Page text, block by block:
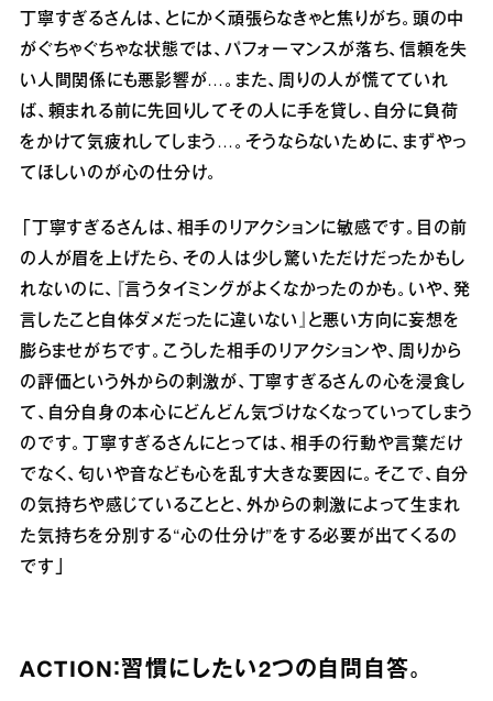
丁寧すぎるさんは、とにかく頑張らなきゃと焦りがち。頭の中
がぐちゃぐちゃな状態では、パフォーマンスが落ち、信頼を失
い人間関係にも悪影響が…。また、周りの人が慌てていれ
ば、頼まれる前に先回りしてその人に手を貸し、自分に負荷
をかけて気疲れしてしまう…。そうならないために、まずやっ
てほしいのが心の仕分け。
「丁寧すぎるさんは、相手のリアクションに敏感です。目の前
の人が眉を上げたら、その人は少し驚いただけだったかもし
れないのに、『言うタイミングがよくなかったのかも。いや、発
言したこと自体ダメだったに違いない』と悪い方向に妄想を
膨らませがちです。こうした相手のリアクションや、周りから
の評価という外からの刺激が、丁寧すぎるさんの心を浸食し
て、自分自身の本心にどんどん気づけなくなっていってしまう
のです。丁寧すぎるさんにとっては、相手の行動や言葉だけ
でなく、匂いや音なども心を乱す大きな要因に。そこで、自分
の気持ちや感じていることと、外からの刺激によって生まれ
た気持ちを分別する“心の仕分け”をする必要が出てくるの
です」
ACTION：習慣にしたい2つの自問自答。